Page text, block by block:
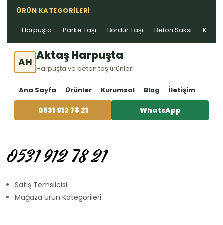
ÜRÜN KATEGORILERI
Harpuşta Parke Taşı Bordür Taşı Beton Saksı Kablo
AH Aktaş Harpuşta
Harpuşta ve beton taş ürünleri
Ana Sayfa Ürünler Kurumsal Blog İletişim
0531 912 78 21 WhatsApp
0531 912 78 21
Satış Temsilcisi
Mağaza Ürün Kategorileri